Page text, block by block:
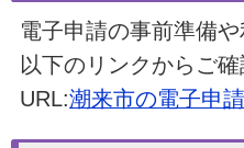
電子申請の事前準備や
以下のリンクからご確
URL:潮来市の電子申